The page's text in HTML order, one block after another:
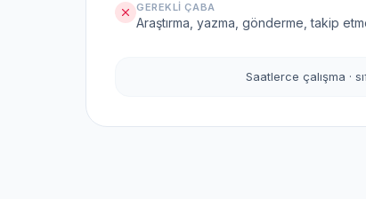
GEREKLI ÇABA
Araştırma, yazma, gönderme, takip
Saatlerce çalışma ·